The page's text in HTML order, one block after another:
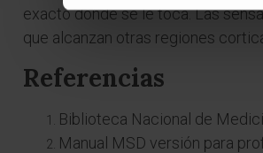
exacto donde se le toca. Las
que alcanzan otras regiones
Referencias
Biblioteca Nacional de
Manual MSD versión para